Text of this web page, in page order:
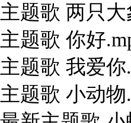
题歌 两只大
题歌 你好
题歌 我爱你
题歌 小动